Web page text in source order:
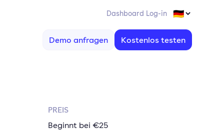
Dashboard Log-in
Demo anfragen Kostenlos testen
PREIS
Beginnt bei €25